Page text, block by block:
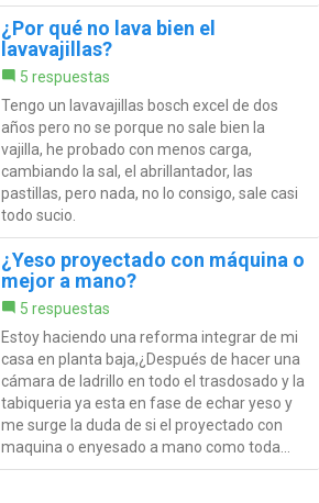
¿Por qué no lava bien el
lavavajillas?
5 respuestas
Tengo un lavavajillas bosch excel de dos
años pero no se porque no sale bien la
vajilla, he probado con menos carga,
cambiando la sal, el abrillantador, las
pastillas, pero nada, no lo consigo, sale casi
todo sucio.
¿Yeso proyectado con máquina o
mejor a mano?
5 respuestas
Estoy haciendo una reforma integrar de mi
casa en planta baja,¿Después de hacer una
cámara de ladrillo en todo el trasdosado y la
tabiqueria ya esta en fase de echar yeso y
me surge la duda de si el proyectado con
maquina o enyesado a mano como toda...